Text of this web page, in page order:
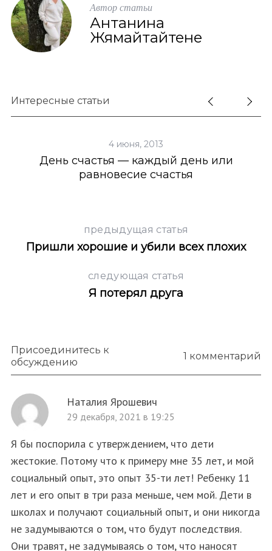
Автор статьи
Антанина
Жямайтайтене
Интересные статьи
4 июня, 2013
День счастья — каждый день или
равновесие счастья
предыдущая статья
Пришли хорошие и убили всех плохих
следующая статья
Я потерял друга
Присоединитесь к
обсуждению
1 комментарий
Наталия Ярошевич
29 декабря, 2021 в 19:25
Я бы поспорила с утверждением, что дети
жестокие. Потому что к примеру мне 35 лет, и мой
социальный опыт, это опыт 35-ти лет! Ребенку 11
лет и его опыт в три раза меньше, чем мой. Дети в
школах и получают социальный опыт, и они никогда
не задумываются о том, что будут последствия.
Они травят, не задумываясь о том, что наносят